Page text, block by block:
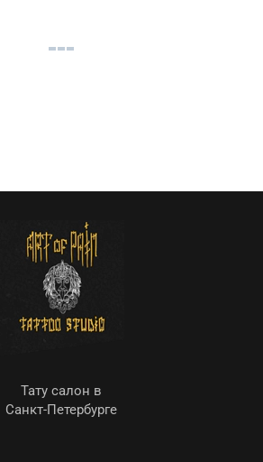
Тату салон в
Санкт-Петербурге